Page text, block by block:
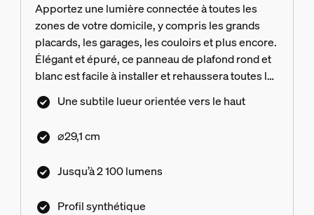
Apportez une lumière connectée à toutes les
zones de votre domicile, y compris les grands
placards, les garages, les couloirs et plus encore.
Élégant et épuré, ce panneau de plafond rond et
blanc est facile à installer et rehaussera toutes les
pièces.
Une subtile lueur orientée vers le haut
⌀29,1 cm
Jusqu’à 2 100 lumens
Profil synthétique